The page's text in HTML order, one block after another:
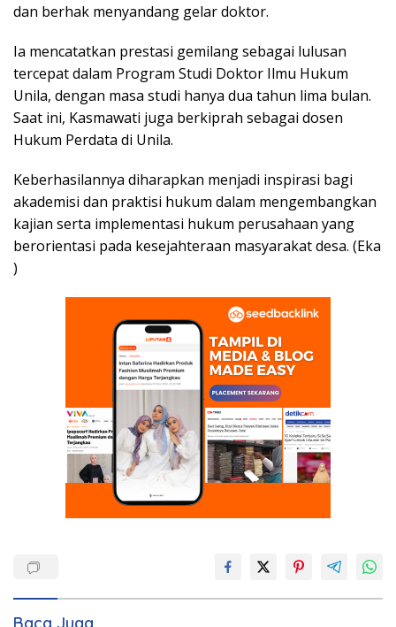
dan berhak menyandang gelar doktor.
Ia mencatatkan prestasi gemilang sebagai lulusan
tercepat dalam Program Studi Doktor Ilmu Hukum
Unila, dengan masa studi hanya dua tahun lima bulan.
Saat ini, Kasmawati juga berkiprah sebagai dosen
Hukum Perdata di Unila.
Keberhasilannya diharapkan menjadi inspirasi bagi
akademisi dan praktisi hukum dalam mengembangkan
kajian serta implementasi hukum perusahaan yang
berorientasi pada kesejahteraan masyarakat desa. (Eka
)
Baca Juga